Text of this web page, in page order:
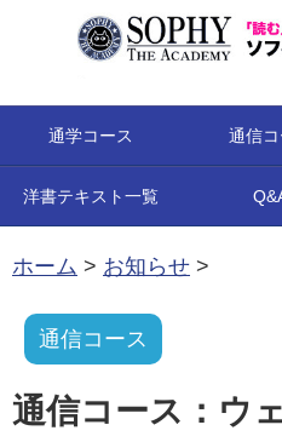
通学コース 通信コ
洋書テキスト一覧
ホーム > お知らせ >
通信コース
通信コース：ウ